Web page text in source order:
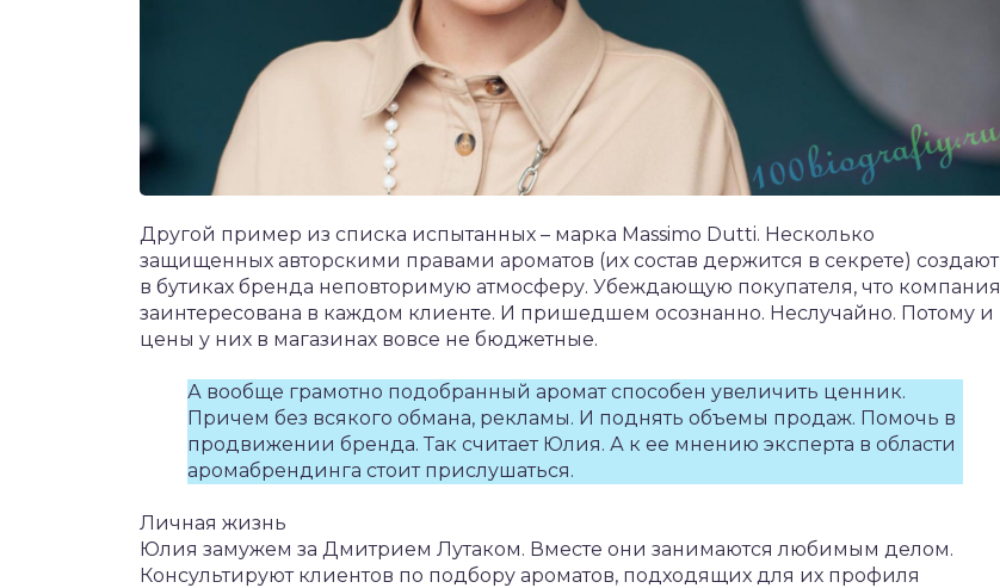
Другой пример из списка испытанных – марка Massimo Dutti. Несколько
защищенных авторскими правами ароматов (их состав держится в секрете) создают
в бутиках бренда неповторимую атмосферу. Убеждающую покупателя, что компания
заинтересована в каждом клиенте. И пришедшем осознанно. Неслучайно. Потому и
цены у них в магазинах вовсе не бюджетные.
А вообще грамотно подобранный аромат способен увеличить ценник.
Причем без всякого обмана, рекламы. И поднять объемы продаж. Помочь в
продвижении бренда. Так считает Юлия. А к ее мнению эксперта в области
аромабрендинга стоит прислушаться.
Личная жизнь
Юлия замужем за Дмитрием Лутаком. Вместе они занимаются любимым делом.
Консультируют клиентов по подбору ароматов, подходящих для их профиля